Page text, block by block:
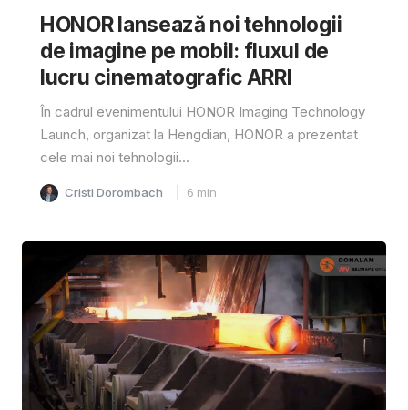
HONOR lansează noi tehnologii
de imagine pe mobil: fluxul de
lucru cinematografic ARRI
În cadrul evenimentului HONOR Imaging Technology
Launch, organizat la Hengdian, HONOR a prezentat
cele mai noi tehnologii...
Cristi Dorombach 6 min